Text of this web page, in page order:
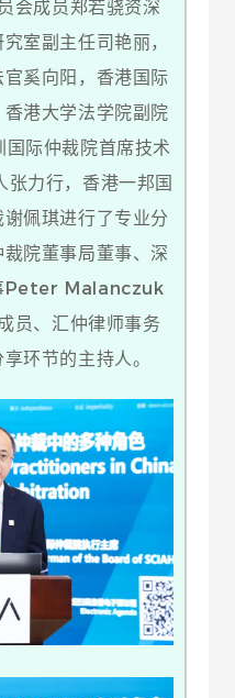
会成员郑若骁资深
室副主任司艳丽，
奚向阳，香港国际
港大学法学院副院
际仲裁院首席技术
力行，香港一邦国
佩琪进行了专业分
院董事局董事、深
Peter Malanczuk
员、汇仲律师事务
环节的主持人。